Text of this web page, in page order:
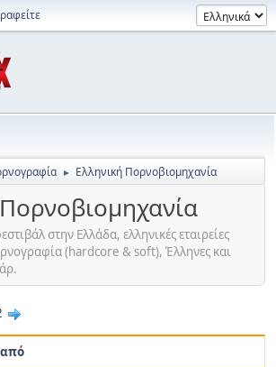
► Ελληνική Πορνοβιομηχανία
στην Ελλάδα, ελληνικές εταιρείες
(hardcore & soft), Έλληνες και
από